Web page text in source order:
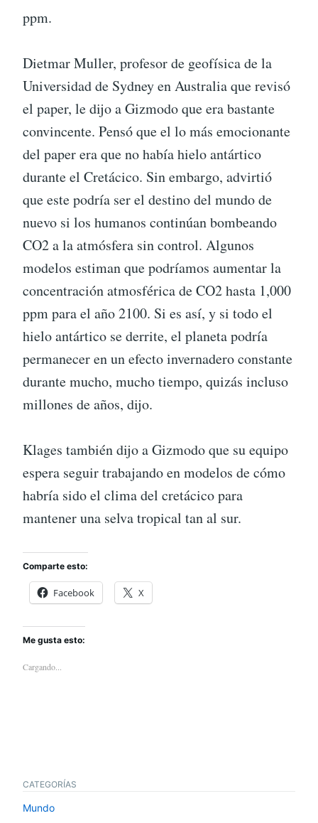
ppm.
Dietmar Muller, profesor de geofísica de la
Universidad de Sydney en Australia que revisó
el paper, le dijo a Gizmodo que era bastante
convincente. Pensó que el lo más emocionante
del paper era que no había hielo antártico
durante el Cretácico. Sin embargo, advirtió
que este podría ser el destino del mundo de
nuevo si los humanos continúan bombeando
CO2 a la atmósfera sin control. Algunos
modelos estiman que podríamos aumentar la
concentración atmosférica de CO2 hasta 1,000
ppm para el año 2100. Si es así, y si todo el
hielo antártico se derrite, el planeta podría
permanecer en un efecto invernadero constante
durante mucho, mucho tiempo, quizás incluso
millones de años, dijo.
Klages también dijo a Gizmodo que su equipo
espera seguir trabajando en modelos de cómo
habría sido el clima del cretácico para
mantener una selva tropical tan al sur.
Comparte esto:
Facebook X
Me gusta esto:
Cargando...
CATEGORÍAS
Mundo